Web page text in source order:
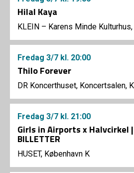
Hilal Kaya
KLEIN – Karens Minde
Fredag 3/7 kl. 20:00
Thilo Forever
DR Koncerthuset, Koncertsalen,
Fredag 3/7 kl. 21:00
Girls in Airports x Halvcirkel
BILLETTER
HUSET, København K